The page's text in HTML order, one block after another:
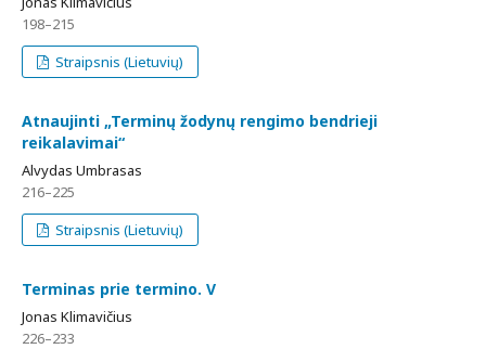
198–215
Straipsnis (Lietuvių)
Atnaujinti „Terminų žodynų rengimo bendrieji
reikalavimai“
Alvydas Umbrasas
216–225
Straipsnis (Lietuvių)
Terminas prie termino. V
Jonas Klimavičius
226–233